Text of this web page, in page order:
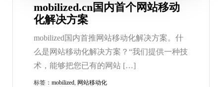
mobilized.cn国内首个网站移动
化解决方案
mobilized国内首推网站移动化解决方案。什
么是网站移动化解决方案？“我们提供一种技
术，能够把您已有的网站 […]
标签： mobilized, 网站移动化